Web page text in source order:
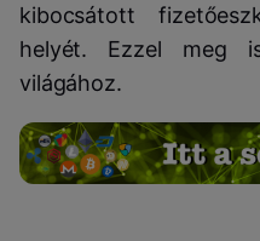
kibocsátott
helyét. Ezzel meg
világához.